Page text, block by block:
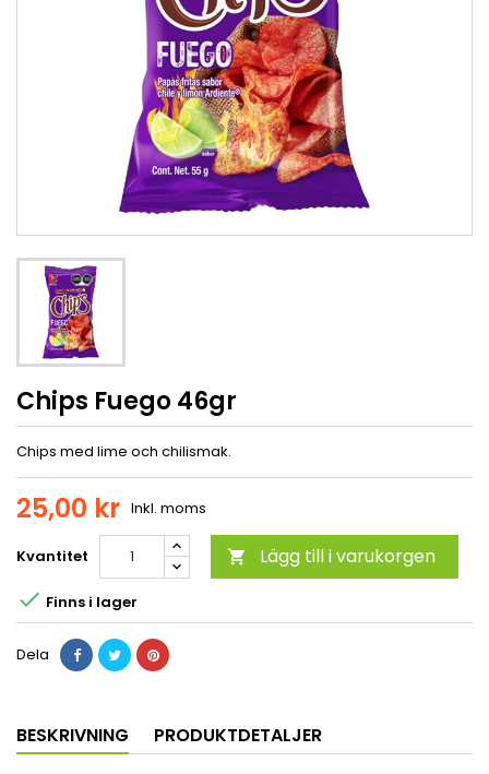
Chips Fuego 46gr
Chips med lime och chilismak.
25,00 kr Inkl. moms
Kvantitet  Lägg till i varukorgen
 Finns i lager
Dela
BESKRIVNING PRODUKTDETALJER